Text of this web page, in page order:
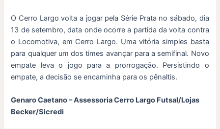
O Cerro Largo volta a jogar pela Série Prata no sábado, dia
13 de setembro, data onde ocorre a partida da volta contra
o Locomotiva, em Cerro Largo. Uma vitória simples basta
para qualquer um dos times avançar para a semifinal. Novo
empate leva o jogo para a prorrogação. Persistindo o
empate, a decisão se encaminha para os pênaltis.
Genaro Caetano – Assessoria Cerro Largo Futsal/Lojas
Becker/Sicredi